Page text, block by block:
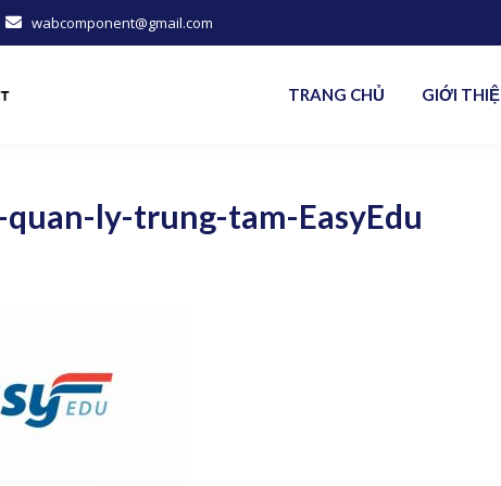
wabcomponent@gmail.com
TRANG CHỦ GIỚI
ly-trung-tam-EasyEdu